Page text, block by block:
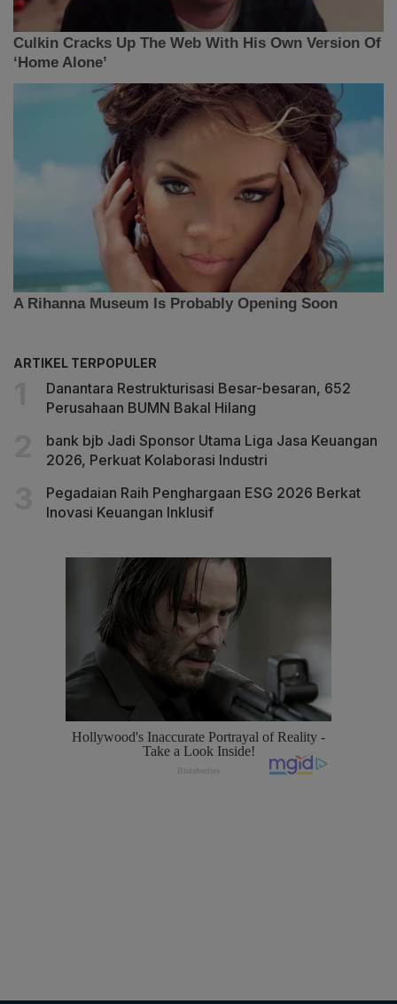
ARTIKEL TERPOPULER
Danantara Restrukturisasi Besar-besaran, 652
Perusahaan BUMN Bakal Hilang
bank bjb Jadi Sponsor Utama Liga Jasa Keuangan
2026, Perkuat Kolaborasi Industri
Pegadaian Raih Penghargaan ESG 2026 Berkat
Inovasi Keuangan Inklusif